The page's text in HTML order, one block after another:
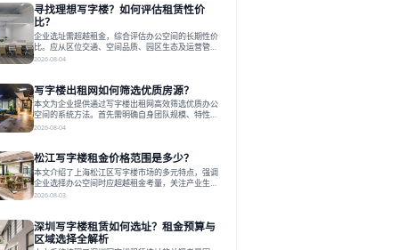
运营方通过空间优化与社群服务，助力企业成长，推
动市场向多元化、高性价比方向发展。近年来，西安
写字楼市场呈现出租金持续调整的态势，这一现象引
发了的广泛关注。作为西部重要
寻找理想写字楼？如何评估租赁性价
比？
企业选址需超越租金，综合评估办公空间的长期性价
比。应从区位交通、空间品质、园区生态及运营管理
四个核心维度权衡财务支出与长期价值回报。理想的
衡。对于许多正在成长或寻求稳定发展的企业而言，
寻找一处合适的办公空间是一项至关重要的决策。这
不仅关系到团队的日常工作效率与协作氛围，更直接
影响着企业的品牌形象、运营成本
2026-08-04
写字楼出租网如何筛选优质房源？
本文为企业提供通过写字楼出租网高效筛选优质办公
空间的系统方法。首先需明确自身团队规模、特性、
预算等核心需求。线上筛选时，应深入解读房源参
背景与持续服务能力。完成线上初选后，必须进行线
下实地验证，核对空间实景、测试设施、感受园区氛
围并确认合同条款，从而做出精确决策。在数字化时
代，写字楼出租网已成为企业寻找
2026-08-04
松江写字楼租金价格范围是多少？
本文介绍了上海松江区写字楼市场的多元特点，强调
企业选择办公空间时应超越租金考量，关注产业生态
与综合服务。文章分析了市场概况、影响空间价值的
建服务生态助力企业成长，建议企业系统评估需求与
长期价值，选择匹配的发展载体。对于许多寻求在上
海松江区设立或扩展办公空间的企业而言，了解该区
2026-08-03
深圳写字楼租赁如何选址？租金预算与
区域选择全解析